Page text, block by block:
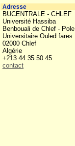
Adresse
BUCENTRALE - CHLEF
Université Hassiba
Benbouali de Chlef - Pole
Universitaire Ouled fares
02000 Chlef
Algérie
+213 44 35 50 45
contact